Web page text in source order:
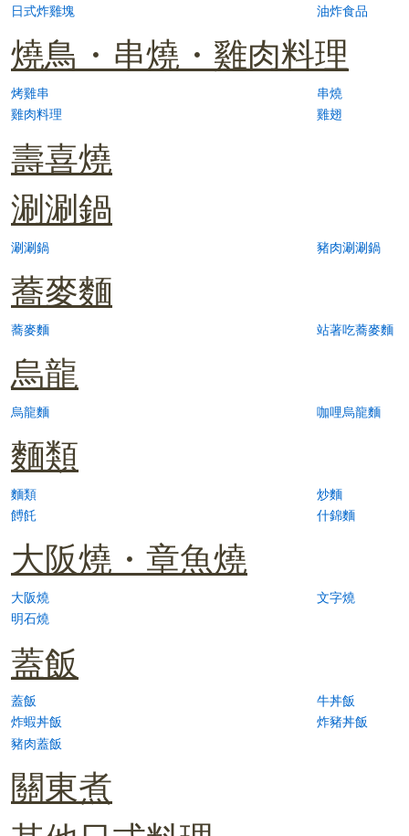
日式炸雞塊
油炸食品
燒鳥・串燒・雞肉料理
烤雞串
串燒
雞肉料理
雞翅
壽喜燒
涮涮鍋
涮涮鍋 豬肉涮涮鍋
蕎麥麵
蕎麥麵 站著吃蕎麥麵
烏龍
烏龍麵 咖哩烏龍麵
麵類
麵類
炒麵
餺飥
什錦麵
大阪燒・章魚燒
大阪燒
文字燒
明石燒
蓋飯
蓋飯
牛丼飯
炸蝦丼飯
炸豬丼飯
豬肉蓋飯
關東煮